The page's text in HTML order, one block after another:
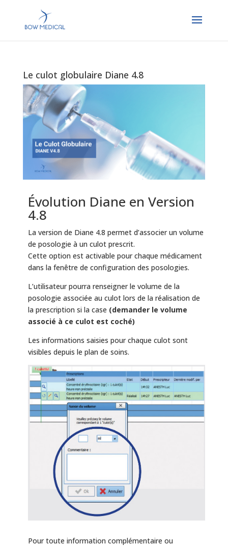
Le culot globulaire Diane 4.8
Évolution Diane en Version
4.8
La version de Diane 4.8 permet d’associer un volume
de posologie à un culot prescrit.
Cette option est activable pour chaque médicament
dans la fenêtre de configuration des posologies.
L’utilisateur pourra renseigner le volume de la
posologie associée au culot lors de la réalisation de
la prescription si la case (demander le volume
associé à ce culot est coché)
Les informations saisies pour chaque culot sont
visibles depuis le plan de soins.
Pour toute information complémentaire ou